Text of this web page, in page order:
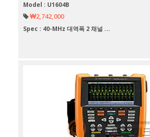
Model : U1604B
₩2,742,000
Spec : 40-MHz 대역폭 2 채널 ...